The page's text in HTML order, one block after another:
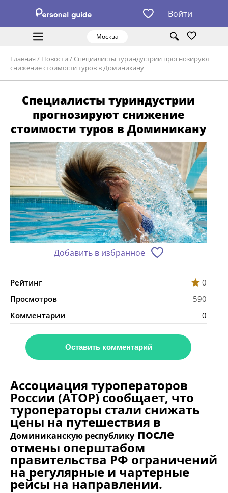
Войти
Москва
Главная / Новости / Специалисты туриндустрии прогнозируют
снижение стоимости туров в Доминикану
Специалисты туриндустрии
прогнозируют снижение
стоимости туров в Доминикану
Добавить в избранное
Рейтинг
0
Просмотров
590
Комментарии
0
Оставить комментарий
Ассоциация туроператоров
России (АТОР) сообщает, что
туроператоры стали снижать
цены на путешествия в
Доминиканскую республику после
отмены оперштабом
правительства РФ ограничений
на регулярные и чартерные
рейсы на направлении.